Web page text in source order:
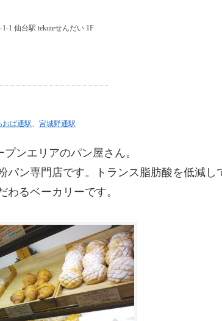
おば通駅 宮城野通駅
ンエリアのパン屋さん。
パン専門店です。トランス脂肪酸を低減し
わるベーカリーです。